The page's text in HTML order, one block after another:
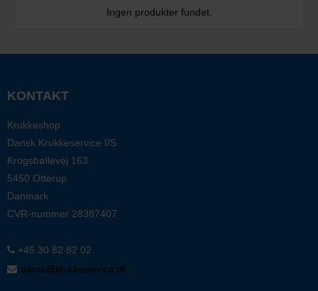
Ingen produkter fundet.
KONTAKT
Krukkeshop
Dansk Krukkeservice I/S
Krogsbøllevej 163
5450 Otterup
Danmark
CVR-nummer 28387407
+45 30 82 82 02